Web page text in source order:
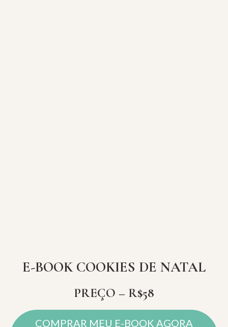
E-BOOK COOKIES DE NATAL
PREÇO – R$58
COMPRAR MEU E-BOOK AGORA